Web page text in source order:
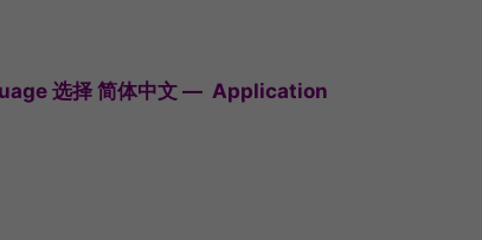
选择 简体中文 — Application